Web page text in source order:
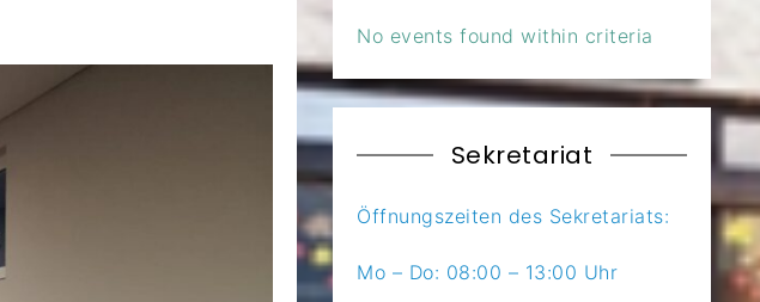
No events found within criteria
Sekretariat
Öffnungszeiten des Sekretariats:
Mo – Do: 08:00 – 13:00 Uhr